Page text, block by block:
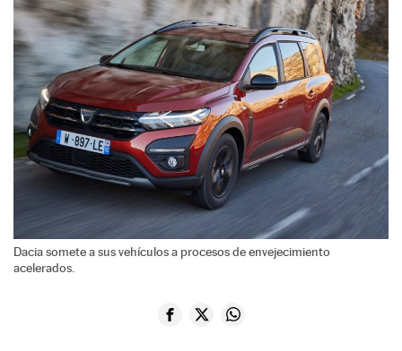
Dacia somete a sus vehículos a procesos de envejecimiento
acelerados.